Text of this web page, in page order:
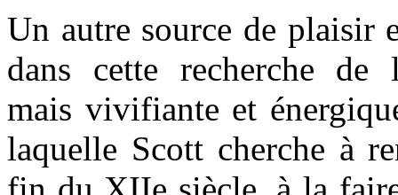
Un autre source de plaisir
dans cette recherche de
mais vivifiante et
laquelle Scott cherche à